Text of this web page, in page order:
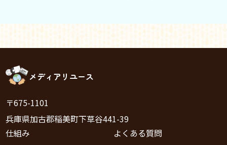
メディアリユース
〒675-1101
兵庫県加古郡稲美町下草谷441-39
仕組み
よくある質問